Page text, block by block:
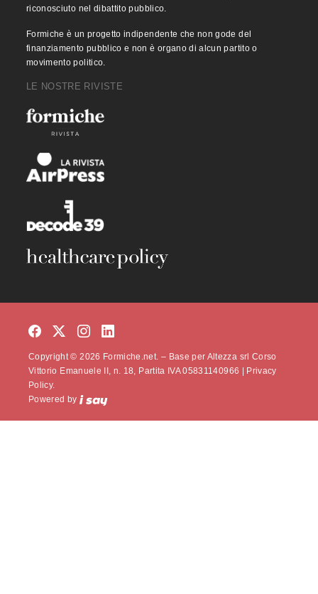
riconosciuto nel dibattito pubblico.
Formiche è un progetto indipendente che non gode del
finanziamento pubblico e non è organo di alcun partito o
movimento politico.
LE NOSTRE RIVISTE
Copyright © 2026 Formiche.net. – Base per Altezza srl Corso
Vittorio Emanuele II, n. 18, Partita IVA 05831140966 |
Privacy
Policy.
Powered by